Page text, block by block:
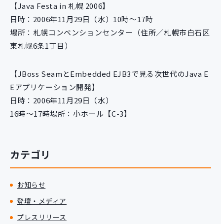
採用情報
Contact
【Java Festa in 札幌 2006】
日時：2006年11月29日（水）10時～17時
場所：札幌コンベンションセンター（住所／札幌市白石区
東札幌6条1丁目）
【JBoss SeamとEmbedded EJB3で見る次世代のJava E
Eアプリケーション開発】
日時：2006年11月29日（水）
16時～17時場所：小ホール【C-3】
カテゴリ
お知らせ
登壇・メディア
プレスリリース